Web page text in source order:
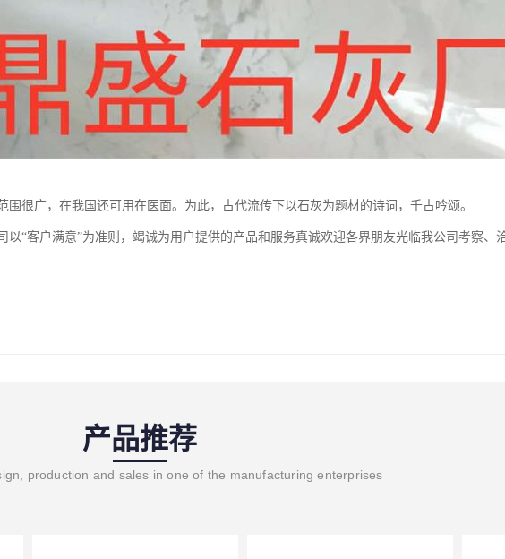
围很广，在我国还可用在医面。为此，古代流传下以石灰为题材的诗词，千古吟颂。
以“客户满意”为准则，竭诚为用户提供的产品和服务真诚欢迎各界朋友光临我公司考察、
产品推荐
production and sales in one of the manufacturing enterprises